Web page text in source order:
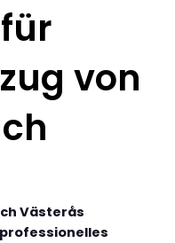
von
Västerås